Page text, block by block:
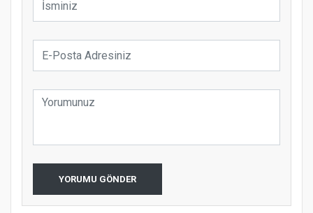
YORUMU GÖNDER